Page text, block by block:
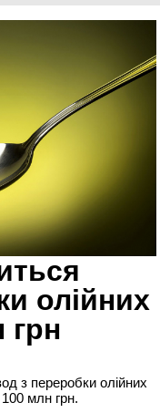
олійних
грн
з переробки олійних
млн грн.